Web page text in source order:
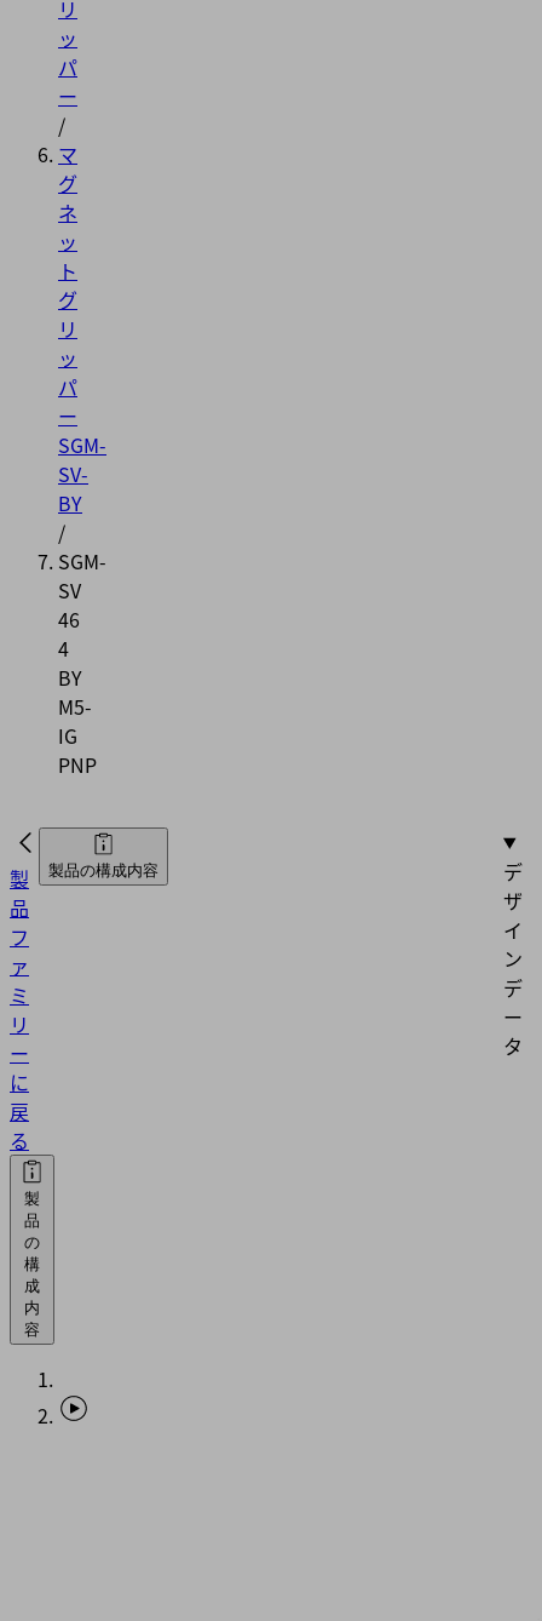
リ
ッ
パ
ー
/
マ
グ
ネ
ッ
ト
グ
リ
ッ
パ
ー
SGM-
SV-
BY
/
SGM-
SV
46
4
BY
M5-
IG
PNP
製
品
フ
ァ
ミ
リ
ー
に
戻
る
製
品
の
構
成
内
容
製品の構成内容
デ
ザ
イ
ン
デ
ー
タ